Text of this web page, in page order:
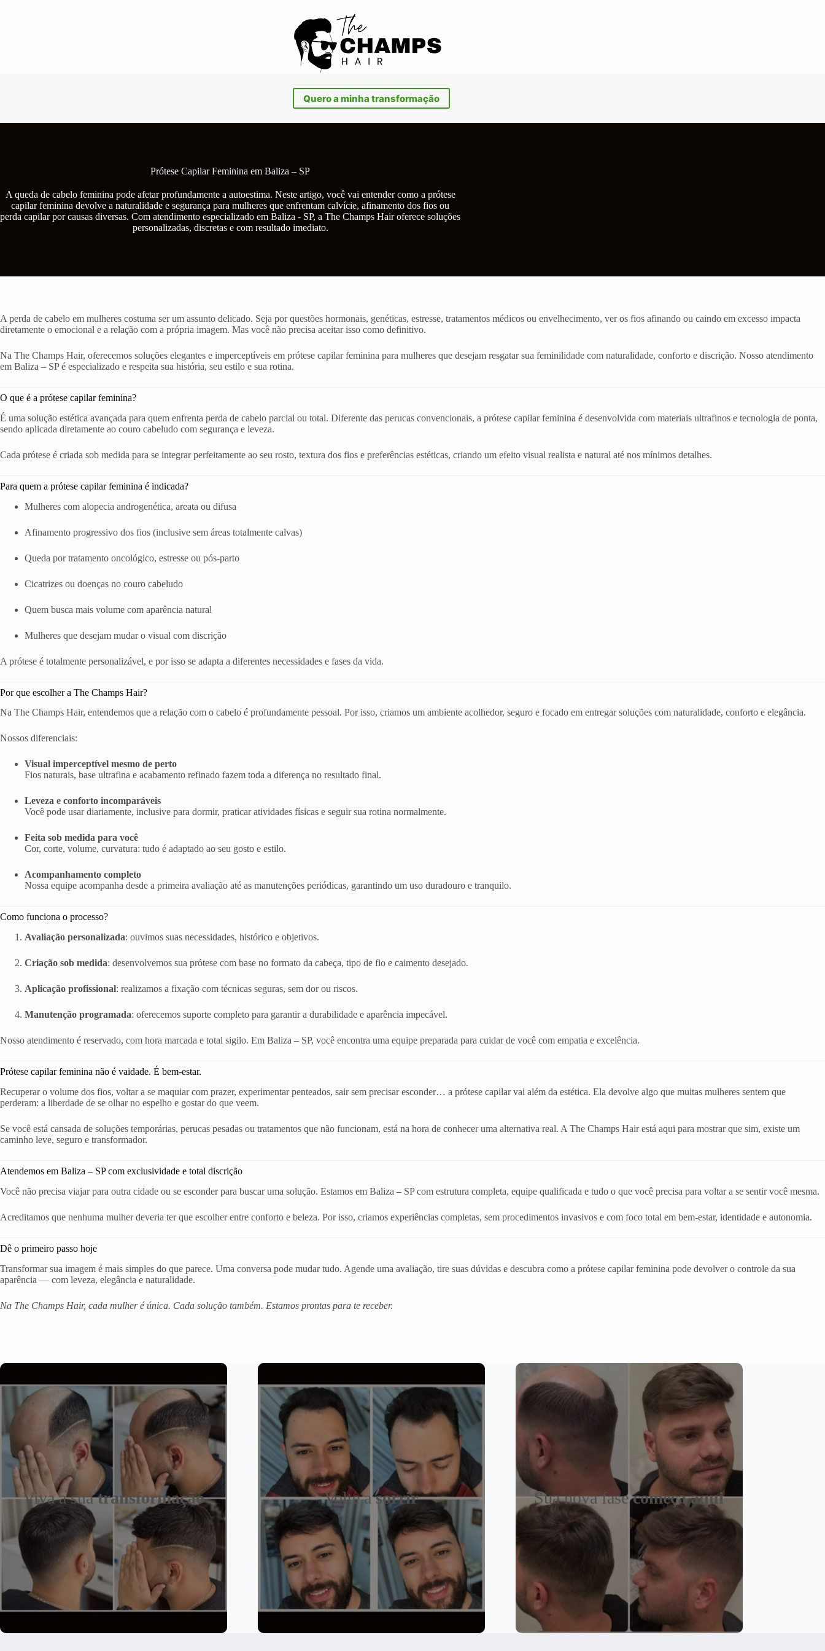
Quero a minha transformação
Prótese Capilar Feminina em Baliza – SP
A queda de cabelo feminina pode afetar profundamente a autoestima. Neste artigo, você vai entender como a prótese
capilar feminina devolve a naturalidade e segurança para mulheres que enfrentam calvície, afinamento dos fios ou
perda capilar por causas diversas. Com atendimento especializado em Baliza - SP, a The Champs Hair oferece soluções
personalizadas, discretas e com resultado imediato.
A perda de cabelo em mulheres costuma ser um assunto delicado. Seja por questões hormonais, genéticas, estresse, tratamentos médicos ou envelhecimento, ver os fios afinando ou caindo em excesso impacta
diretamente o emocional e a relação com a própria imagem. Mas você não precisa aceitar isso como definitivo.
Na The Champs Hair, oferecemos soluções elegantes e imperceptíveis em prótese capilar feminina para mulheres que desejam resgatar sua feminilidade com naturalidade, conforto e discrição. Nosso atendimento
em Baliza – SP é especializado e respeita sua história, seu estilo e sua rotina.
O que é a prótese capilar feminina?
É uma solução estética avançada para quem enfrenta perda de cabelo parcial ou total. Diferente das perucas convencionais, a prótese capilar feminina é desenvolvida com materiais ultrafinos e tecnologia de ponta,
sendo aplicada diretamente ao couro cabeludo com segurança e leveza.
Cada prótese é criada sob medida para se integrar perfeitamente ao seu rosto, textura dos fios e preferências estéticas, criando um efeito visual realista e natural até nos mínimos detalhes.
Para quem a prótese capilar feminina é indicada?
Mulheres com alopecia androgenética, areata ou difusa
Afinamento progressivo dos fios (inclusive sem áreas totalmente calvas)
Queda por tratamento oncológico, estresse ou pós-parto
Cicatrizes ou doenças no couro cabeludo
Quem busca mais volume com aparência natural
Mulheres que desejam mudar o visual com discrição
A prótese é totalmente personalizável, e por isso se adapta a diferentes necessidades e fases da vida.
Por que escolher a The Champs Hair?
Na The Champs Hair, entendemos que a relação com o cabelo é profundamente pessoal. Por isso, criamos um ambiente acolhedor, seguro e focado em entregar soluções com naturalidade, conforto e elegância.
Nossos diferenciais:
Visual imperceptível mesmo de perto
Fios naturais, base ultrafina e acabamento refinado fazem toda a diferença no resultado final.
Leveza e conforto incomparáveis
Você pode usar diariamente, inclusive para dormir, praticar atividades físicas e seguir sua rotina normalmente.
Feita sob medida para você
Cor, corte, volume, curvatura: tudo é adaptado ao seu gosto e estilo.
Acompanhamento completo
Nossa equipe acompanha desde a primeira avaliação até as manutenções periódicas, garantindo um uso duradouro e tranquilo.
Como funciona o processo?
Avaliação personalizada: ouvimos suas necessidades, histórico e objetivos.
Criação sob medida: desenvolvemos sua prótese com base no formato da cabeça, tipo de fio e caimento desejado.
Aplicação profissional: realizamos a fixação com técnicas seguras, sem dor ou riscos.
Manutenção programada: oferecemos suporte completo para garantir a durabilidade e aparência impecável.
Nosso atendimento é reservado, com hora marcada e total sigilo. Em Baliza – SP, você encontra uma equipe preparada para cuidar de você com empatia e excelência.
Prótese capilar feminina não é vaidade. É bem-estar.
Recuperar o volume dos fios, voltar a se maquiar com prazer, experimentar penteados, sair sem precisar esconder… a prótese capilar vai além da estética. Ela devolve algo que muitas mulheres sentem que
perderam: a liberdade de se olhar no espelho e gostar do que veem.
Se você está cansada de soluções temporárias, perucas pesadas ou tratamentos que não funcionam, está na hora de conhecer uma alternativa real. A The Champs Hair está aqui para mostrar que sim, existe um
caminho leve, seguro e transformador.
Atendemos em Baliza – SP com exclusividade e total discrição
Você não precisa viajar para outra cidade ou se esconder para buscar uma solução. Estamos em Baliza – SP com estrutura completa, equipe qualificada e tudo o que você precisa para voltar a se sentir você mesma.
Acreditamos que nenhuma mulher deveria ter que escolher entre conforto e beleza. Por isso, criamos experiências completas, sem procedimentos invasivos e com foco total em bem-estar, identidade e autonomia.
Dê o primeiro passo hoje
Transformar sua imagem é mais simples do que parece. Uma conversa pode mudar tudo. Agende uma avaliação, tire suas dúvidas e descubra como a prótese capilar feminina pode devolver o controle da sua
aparência — com leveza, elegância e naturalidade.
Na The Champs Hair, cada mulher é única. Cada solução também. Estamos prontas para te receber.
Viva a suatransformação Volte asorrir Sua nova fasecomeça aqui